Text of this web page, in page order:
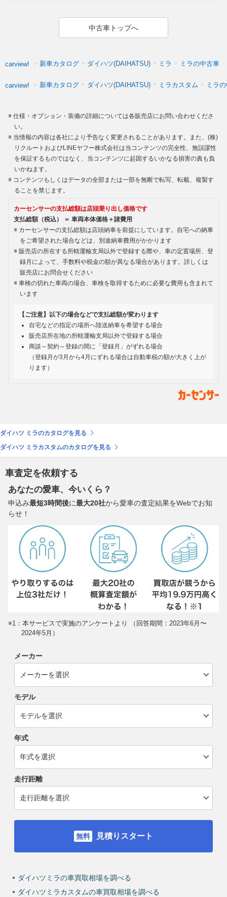
中古車トップへ
carview! 新車カタログ ダイハツ(DAIHATSU) ミラ ミラの中古車
carview! 新車カタログ ダイハツ(DAIHATSU) ミラカスタム ミラ
仕様・オプション・装備の詳細については各販売店にお問い合わせくださ
い。
当情報の内容は各社により予告なく変更されることがあります。また、(株)
リクルートおよびLINEヤフー株式会社は当コンテンツの完全性、無誤謬性
を保証するものではなく、当コンテンツに起因するいかなる損害の責も負
いかねます。
コンテンツもしくはデータの全部または一部を無断で転写、転載、複製す
ることを禁じます。
カーセンサーの支払総額は店頭乗り出し価格です
支払総額（税込） ＝ 車両本体価格＋諸費用
カーセンサーの支払総額は店頭納車を前提にしています。自宅への納車
をご希望された場合などは、別途納車費用がかかります
販売店の所在する所轄運輸支局以外で登録する際や、車の定置場所、登
録月によって、手数料や税金の額が異なる場合があります。詳しくは
販売店にお問合せください
車検の切れた車両の場合、車検を取得するために必要な費用も含まれて
います
【ご注意】以下の場合などで支払総額が変わります
自宅などの指定の場所へ陸送納車を希望する場合
販売店所在地の所轄運輸支局以外で登録する場合
商談～契約～登録の間に「登録月」がずれる場合
（登録月が3月から4月にずれる場合は自動車税の額が大きく上が
ります）
ダイハツ ミラのカタログを見る
ダイハツ ミラカスタムのカタログを見る
車査定を依頼する
あなたの愛車、今いくら？
申込み最短3時間後に最大20社から愛車の査定結果をWebでお知
らせ！
※1：本サービスで実施のアンケートより （回答期間：2023年6月〜
2024年5月）
メーカー
モデル
年式
走行距離
見積りスタート
ダイハツミラの車買取相場を調べる
ダイハツミラカスタムの車買取相場を調べる